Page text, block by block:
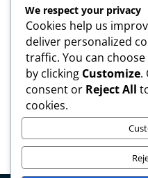
YOUTH SKIN CARE SERIES
Meta
Log in
Entries feed
Comments feed
We respect your privacy
Cookies help us
deliver personalized
traffic. You can
by clicking Customize.
consent or Reject All
cookies.